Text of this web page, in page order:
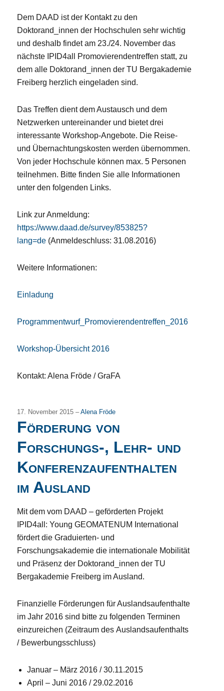
Dem DAAD ist der Kontakt zu den
Doktorand_innen der Hochschulen sehr wichtig
und deshalb findet am 23./24. November das
nächste IPID4all Promovierendentreffen statt, zu
dem alle Doktorand_innen der TU Bergakademie
Freiberg herzlich eingeladen sind.
Das Treffen dient dem Austausch und dem
Netzwerken untereinander und bietet drei
interessante Workshop-Angebote. Die Reise-
und Übernachtungskosten werden übernommen.
Von jeder Hochschule können max. 5 Personen
teilnehmen. Bitte finden Sie alle Informationen
unter den folgenden Links.
Link zur Anmeldung:
https://www.daad.de/survey/853825?
lang=de (Anmeldeschluss: 31.08.2016)
Weitere Informationen:
Einladung
Programmentwurf_Promovierendentreffen_2016
Workshop-Übersicht 2016
Kontakt: Alena Fröde / GraFA
17. November 2015 –Alena Fröde
Förderung von
Forschungs-, Lehr- und
Konferenzaufenthalten
im Ausland
Mit dem vom DAAD – geförderten Projekt
IPID4all: Young GEOMATENUM International
fördert die Graduierten- und
Forschungsakademie die internationale Mobilität
und Präsenz der Doktorand_innen der TU
Bergakademie Freiberg im Ausland.
Finanzielle Förderungen für Auslandsaufenthalte
im Jahr 2016 sind bitte zu folgenden Terminen
einzureichen (Zeitraum des Auslandsaufenthalts
/ Bewerbungsschluss)
Januar – März 2016 / 30.11.2015
April – Juni 2016 / 29.02.2016